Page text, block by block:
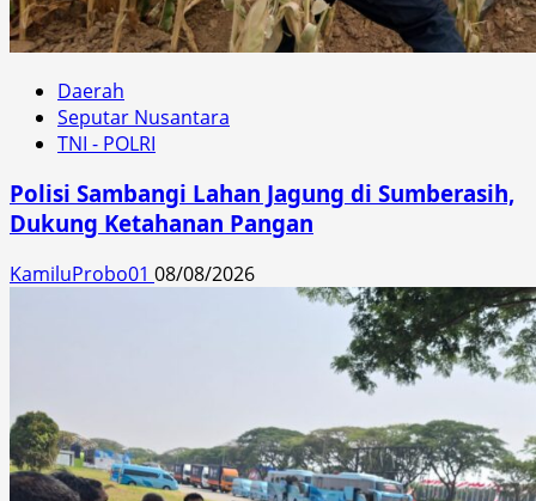
Daerah
Seputar Nusantara
TNI - POLRI
Polisi Sambangi Lahan Jagung di Sumberasih,
Dukung Ketahanan Pangan
KamiluProbo01 08/08/2026